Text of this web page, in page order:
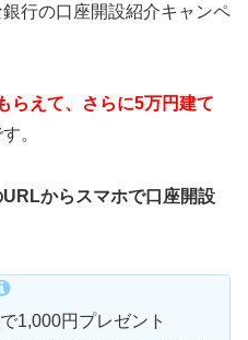
行の口座開設紹介キャンペ
らえて、さらに5万円建て
。
からスマホで口座開設
1,000円プレゼント